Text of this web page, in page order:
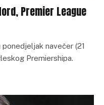
Premier League
navečer (21
Premiershipa.